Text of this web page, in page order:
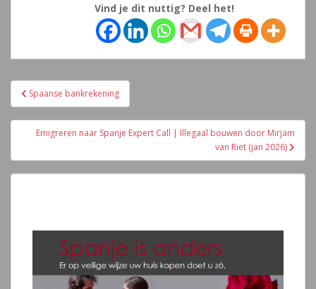
Vind je dit nuttig? Deel het!
Navegación
de
entradas
Spaanse bankrekening
Emigreren naar Spanje Expert Call | Illegaal bouwen door Mirjam
van Riet (jan 2026)